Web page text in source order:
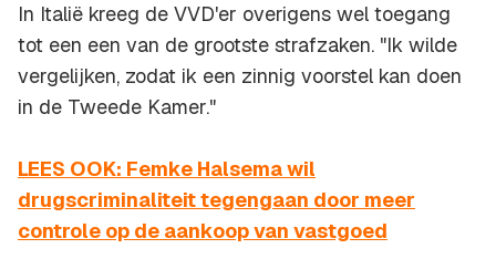
In Italië kreeg de VVD'er overigens wel toegang
tot een een van de grootste strafzaken. "Ik wilde
vergelijken, zodat ik een zinnig voorstel kan doen
in de Tweede Kamer."
LEES OOK: Femke Halsema wil
drugscriminaliteit tegengaan door meer
controle op de aankoop van vastgoed